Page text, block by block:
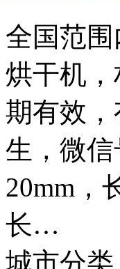
全国范
烘干机
期有效，
生，微信
20mm，
长…
城市分类